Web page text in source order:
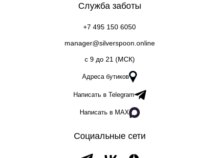
Служба заботы
+7 495 150 6050
manager@silverspoon.online
c 9 до 21 (МСК)
Адреса бутиков
Написать в Telegram
Написать в MAX
Социальные сети